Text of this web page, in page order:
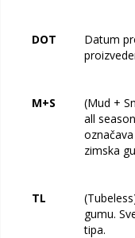
DOT
Datum
M+S
(Mud +
all
zimska
TL
gumu.
tipa.